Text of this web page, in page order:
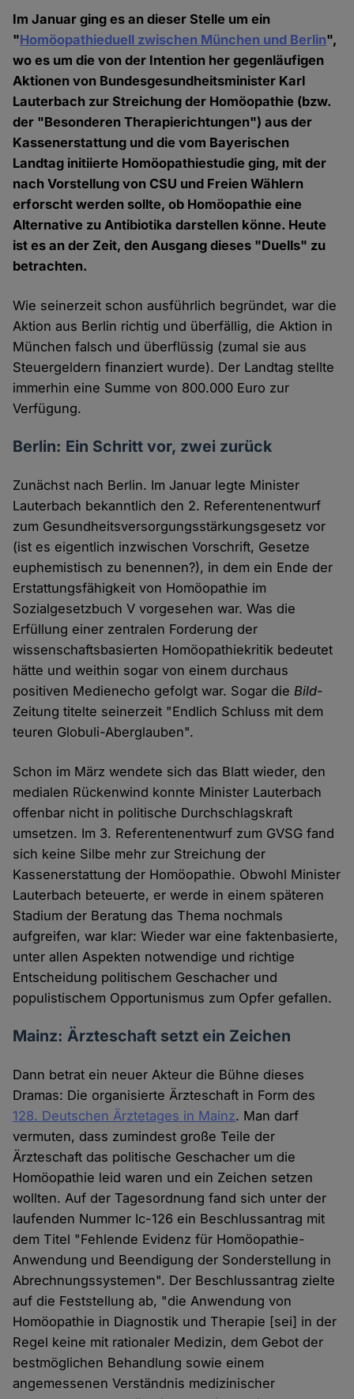
Im Januar ging es an dieser Stelle um ein
"Homöopathieduell zwischen München und Berlin",
wo es um die von der Intention her gegenläufigen
Aktionen von Bundesgesundheitsminister Karl
Lauterbach zur Streichung der Homöopathie (bzw.
der "Besonderen Therapierichtungen") aus der
Kassenerstattung und die vom Bayerischen
Landtag initiierte Homöopathiestudie ging, mit der
nach Vorstellung von CSU und Freien Wählern
erforscht werden sollte, ob Homöopathie eine
Alternative zu Antibiotika darstellen könne. Heute
ist es an der Zeit, den Ausgang dieses "Duells" zu
betrachten.
Wie seinerzeit schon ausführlich begründet, war die
Aktion aus Berlin richtig und überfällig, die Aktion in
München falsch und überflüssig (zumal sie aus
Steuergeldern finanziert wurde). Der Landtag stellte
immerhin eine Summe von 800.000 Euro zur
Verfügung.
Berlin: Ein Schritt vor, zwei zurück
Zunächst nach Berlin. Im Januar legte Minister
Lauterbach bekanntlich den 2. Referentenentwurf
zum Gesundheitsversorgungsstärkungsgesetz vor
(ist es eigentlich inzwischen Vorschrift, Gesetze
euphemistisch zu benennen?), in dem ein Ende der
Erstattungsfähigkeit von Homöopathie im
Sozialgesetzbuch V vorgesehen war. Was die
Erfüllung einer zentralen Forderung der
wissenschaftsbasierten Homöopathiekritik bedeutet
hätte und weithin sogar von einem durchaus
positiven Medienecho gefolgt war. Sogar dieBild-
Zeitung titelte seinerzeit "Endlich Schluss mit dem
teuren Globuli-Aberglauben".
Schon im März wendete sich das Blatt wieder, den
medialen Rückenwind konnte Minister Lauterbach
offenbar nicht in politische Durchschlagskraft
umsetzen. Im 3. Referentenentwurf zum GVSG fand
sich keine Silbe mehr zur Streichung der
Kassenerstattung der Homöopathie. Obwohl Minister
Lauterbach beteuerte, er werde in einem späteren
Stadium der Beratung das Thema nochmals
aufgreifen, war klar: Wieder war eine faktenbasierte,
unter allen Aspekten notwendige und richtige
Entscheidung politischem Geschacher und
populistischem Opportunismus zum Opfer gefallen.
Mainz: Ärzteschaft setzt ein Zeichen
Dann betrat ein neuer Akteur die Bühne dieses
Dramas: Die organisierte Ärzteschaft in Form des
128. Deutschen Ärztetages in Mainz. Man darf
vermuten, dass zumindest große Teile der
Ärzteschaft das politische Geschacher um die
Homöopathie leid waren und ein Zeichen setzen
wollten. Auf der Tagesordnung fand sich unter der
laufenden Nummer Ic-126 ein Beschlussantrag mit
dem Titel "Fehlende Evidenz für Homöopathie-
Anwendung und Beendigung der Sonderstellung in
Abrechnungssystemen". Der Beschlussantrag zielte
auf die Feststellung ab, "die Anwendung von
Homöopathie in Diagnostik und Therapie [sei] in der
Regel keine mit rationaler Medizin, dem Gebot der
bestmöglichen Behandlung sowie einem
angemessenen Verständnis medizinischer